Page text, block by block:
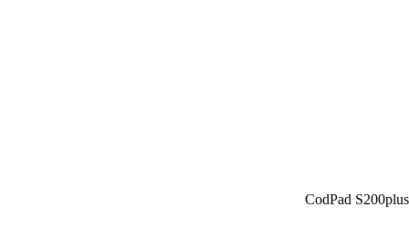
CodPad S200plus